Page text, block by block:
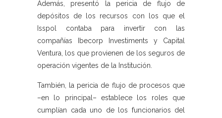
Además, presentó la pericia de flujo de
depósitos de los recursos con los que el
Isspol contaba para invertir con las
compañías Ibecorp Investiments y Capital
Ventura, los que provienen de los seguros de
operación vigentes de la Institución.
También, la pericia de flujo de procesos que
–en lo principal– establece los roles que
cumplían cada uno de los funcionarios del